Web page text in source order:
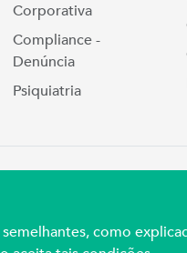
como
Corporativa
Compliance -
Denúncia
Psiquiatria
| Rua Coronel Corte
Rio Grande Do Sul –